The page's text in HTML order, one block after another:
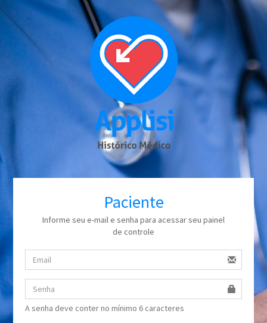
Paciente
Informe seu e-mail e senha para acessar seu painel
de controle
A senha deve conter no mínimo 6 caracteres